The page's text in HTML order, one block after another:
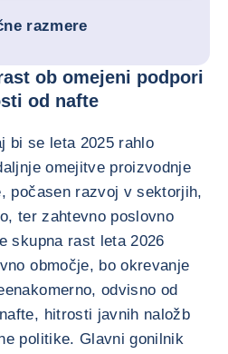
razmere
ob omejeni podpori
od nafte
bi se leta 2025 rahlo
omejitve proizvodnje
počasen razvoj v sektorjih,
ter zahtevno poslovno
skupna rast leta 2026
območje, bo okrevanje
odvisno od
hitrosti javnih naložb
politike. Glavni gonilnik